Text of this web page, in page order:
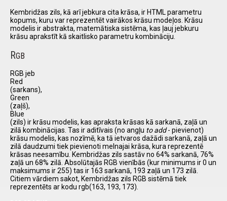
Kembridžas zils, kā arī jebkura cita krāsa, ir HTML parametru
kopums, kuru var reprezentēt vairākos krāsu modeļos. Krāsu
modelis ir abstrakta, matemātiska sistēma, kas ļauj jebkuru
krāsu aprakstīt kā skaitlisko parametru kombināciju.
RGB
RGB jeb
Red
(sarkans),
Green
(zaļš),
Blue
(zils) ir krāsu modelis, kas apraksta krāsas kā sarkanā, zaļā un
zilā kombinācijas. Tas ir aditīvais (no angļu to add- pievienot)
krāsu modelis, kas nozīmē, ka tā ietvaros dažādi sarkanā, zaļā un
zilā daudzumi tiek pievienoti melnajai krāsa, kura reprezentē
krāsas neesamību. Kembridžas zils sastāv no 64% sarkanā, 76%
zaļā un 68% zilā. Absolūtajās RGB vienībās (kur minimums ir 0 un
maksimums ir 255) tas ir 163 sarkanā, 193 zaļā un 173 zilā.
Citiem vārdiem sakot, Kembridžas zils RGB sistēmā tiek
reprezentēts ar kodu rgb(163, 193, 173).